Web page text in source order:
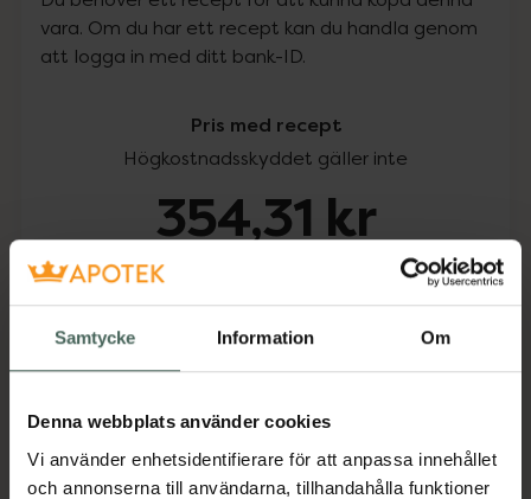
Samtycke Information Om
Denna webbplats använder cookies
Vi använder enhetsidentifierare för att anpassa innehållet
och annonserna till användarna, tillhandahålla funktioner
vara. Om du har ett recept kan du handla genom
att logga in med ditt bank-ID.
Pris med recept
Högkostnadsskyddet gäller inte
354,31 kr
Köp via ditt recept
Aktuella erbjudanden
Beskrivning Dölj